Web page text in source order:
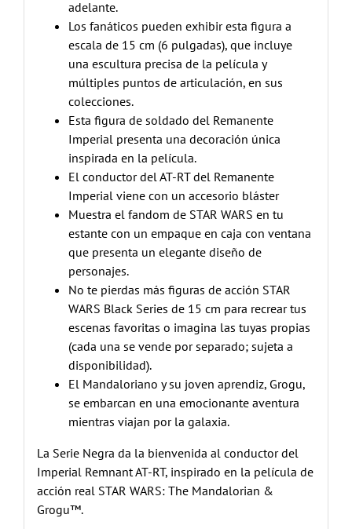
adelante.
Los fanáticos pueden exhibir esta figura a
escala de 15 cm (6 pulgadas), que incluye
una escultura precisa de la película y
múltiples puntos de articulación, en sus
colecciones.
Esta figura de soldado del Remanente
Imperial presenta una decoración única
inspirada en la película.
El conductor del AT-RT del Remanente
Imperial viene con un accesorio bláster
Muestra el fandom de STAR WARS en tu
estante con un empaque en caja con ventana
que presenta un elegante diseño de
personajes.
No te pierdas más figuras de acción STAR
WARS Black Series de 15 cm para recrear tus
escenas favoritas o imagina las tuyas propias
(cada una se vende por separado; sujeta a
disponibilidad).
El Mandaloriano y su joven aprendiz, Grogu,
se embarcan en una emocionante aventura
mientras viajan por la galaxia.
La Serie Negra da la bienvenida al conductor del
Imperial Remnant AT-RT, inspirado en la película de
acción real STAR WARS: The Mandalorian &
Grogu™.